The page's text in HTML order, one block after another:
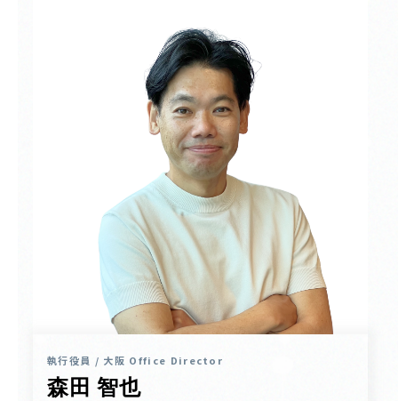
執行役員 / 大阪 Office Director
森田 智也